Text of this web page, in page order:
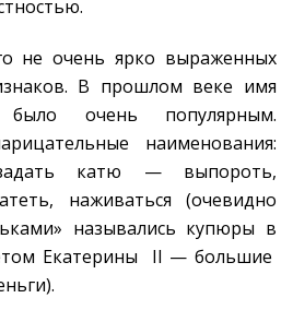
не очень ярко выраженных
В прошлом веке имя
было очень популярным.
наименования:
катю — выпороть,
наживаться (очевидно
назывались купюры в
Екатерины II — большие